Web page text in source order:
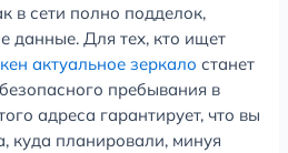
в сети полно подделок,
данные. Для тех, кто ищет
актуальное зеркало станет
пребывания в
адреса гарантирует, что вы
куда планировали, минуя